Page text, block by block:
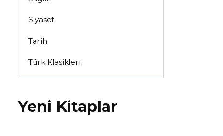
Siyaset
Tarih
Türk Klasikleri
Yeni Kitaplar